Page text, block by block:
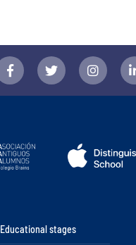
Educational stages